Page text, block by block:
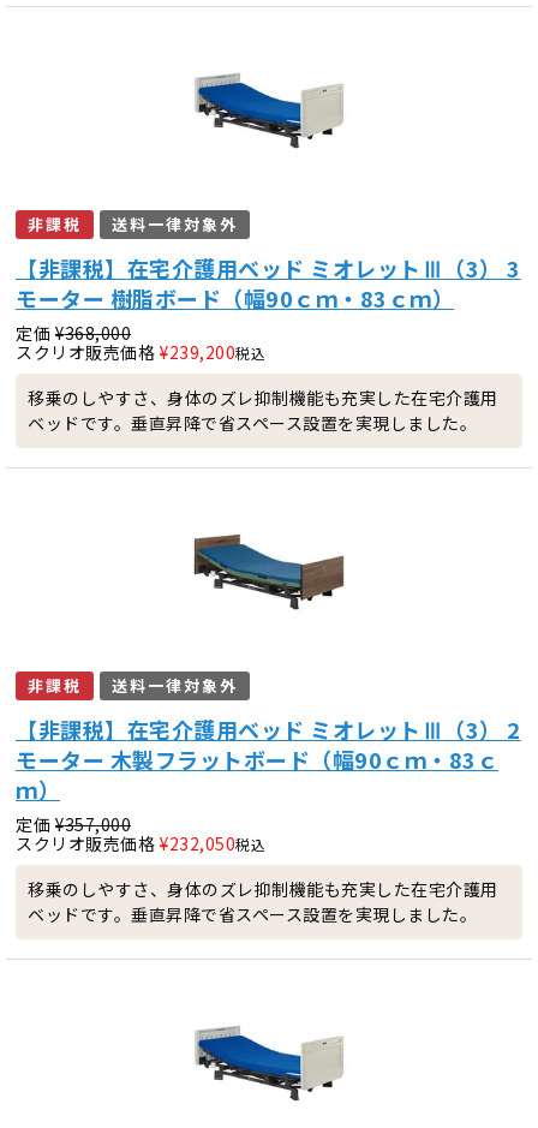
非課税 送料一律対象外
【非課税】在宅介護用ベッド ミオレットⅢ（3） 3
モーター 樹脂ボード（幅90ｃｍ・83ｃｍ）
定価 ¥368,000
スクリオ販売価格 ¥239,200税込
移乗のしやすさ、身体のズレ抑制機能も充実した在宅介護用
ベッドです。垂直昇降で省スペース設置を実現しました。
非課税 送料一律対象外
【非課税】在宅介護用ベッド ミオレットⅢ（3） 2
モーター 木製フラットボード（幅90ｃｍ・83ｃ
ｍ）
定価 ¥357,000
スクリオ販売価格 ¥232,050税込
移乗のしやすさ、身体のズレ抑制機能も充実した在宅介護用
ベッドです。垂直昇降で省スペース設置を実現しました。